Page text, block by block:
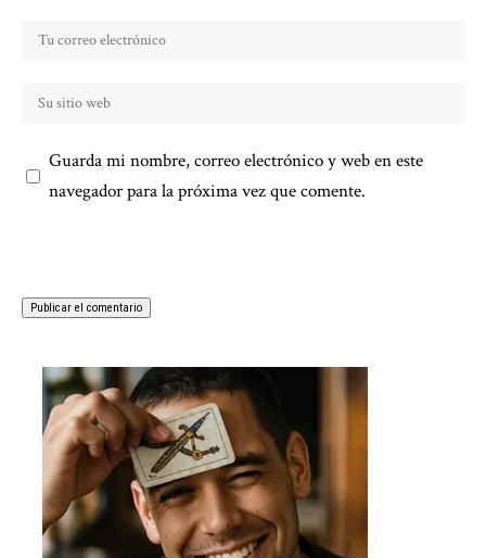
Guarda mi nombre, correo electrónico y web en este
navegador para la próxima vez que comente.